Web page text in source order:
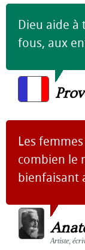
Dieu aide à
fous, aux
Les
combien le
bienfaisant
Artiste,